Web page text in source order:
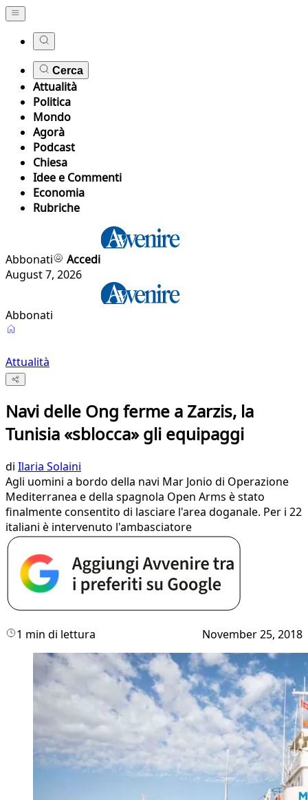
Cerca
Attualità
Politica
Mondo
Agorà
Podcast
Chiesa
Idee e Commenti
Economia
Rubriche
Abbonati
Accedi
August 7, 2026
Abbonati
Attualità
Navi delle Ong ferme a Zarzis, la
Tunisia «sblocca» gli equipaggi
di Ilaria Solaini
Agli uomini a bordo della navi Mar Jonio di Operazione
Mediterranea e della spagnola Open Arms è stato
finalmente consentito di lasciare l'area doganale. Per i 22
italiani è intervenuto l'ambasciatore
1 min di lettura November 25, 2018